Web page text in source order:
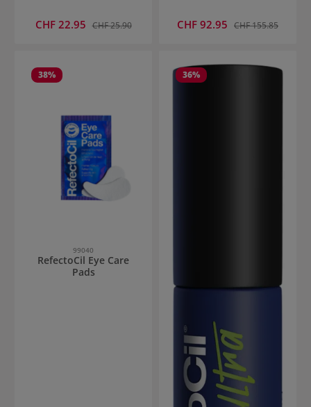
Verkaufspreis:
CHF 22.95 Regulärer Preis:
CHF 25.90 Verkaufspreis:
CHF 92.95 Regulärer Preis:
CHF 155.85
38%
99040
RefectoCil Eye Care
Pads
36%